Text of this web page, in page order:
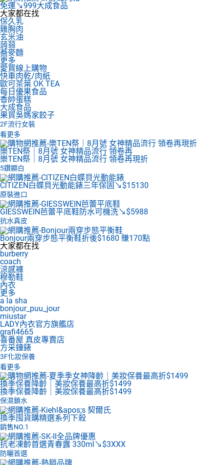
免運↘999大成食品
大家都在找
保久乳
雞胸肉
玄米油
蒟蒻
蕎麥麵
更多
愛買線上購物
快車肉乾/肉紙
歐可茶葉 OK TEA
每日優果食品
香帥蛋糕
大成食品
果貿吳媽家餃子
2F流行女裝
看更多
樂TEN祭｜8月號 女神精品流行 領卷再
樂TEN祭｜8月號 女神精品流行 領卷再現折
5鑽顯白
CITIZEN白蝶貝光動能錶三年保固↘$15130
原裝進口
GIESSWEIN芭蕾平底鞋防水可機洗↘$5988
抗水真皮
Bonjour兩穿步態平衡鞋折後$1680 賺170點
大家都在找
burberry
coach
涼感褲
穆勒鞋
內衣
更多
a la sha
bonjour_puu_jour
miustar
LADY內衣官方旗艦店
grafi4665
喜番屋 真皮專賣店
方采鐘錶
3F化妝保養
看更多
換季保養降齡｜美妝保養最高折$1499
換季保養降齡｜美妝保養最高折$1499
保濕鎖水
換季囤貨購精選系列下殺
銷售NO.1
抗老凍齡首選青春露 330ml↘$3XXX
防曬首選